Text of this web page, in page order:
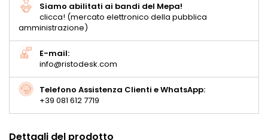
Siamo abilitati ai bandi del Mepa!
clicca! (mercato elettronico della pubblica
amministrazione)
E-mail:
info@ristodesk.com
Telefono Assistenza Clienti e WhatsApp:
+39 081 612 7719
Dettagli del prodotto